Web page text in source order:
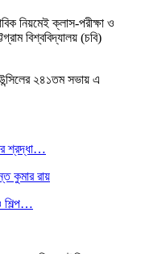
নিয়মেই ক্লাস-পরীক্ষা ও
বিশ্ববিদ্যালয় (চবি)
২৪১তম সভায় এ
শ্রদ্ধা…
কুমার রায়
শিল্প…